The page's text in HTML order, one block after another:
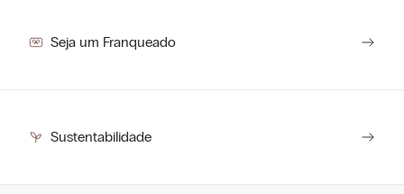
Seja um Franqueado
Sustentabilidade